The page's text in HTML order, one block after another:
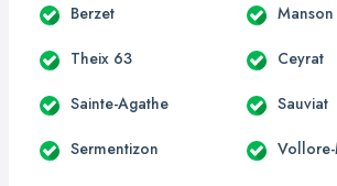
Berzet Manson
Theix 63 Ceyrat
Sainte-Agathe Sauviat
Sermentizon